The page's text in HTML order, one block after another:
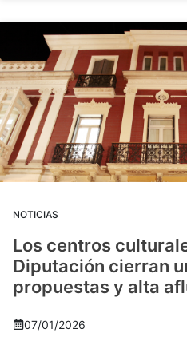
NOTICIAS
Los centros
Diputación cierran
propuestas y alta
07/01/2026